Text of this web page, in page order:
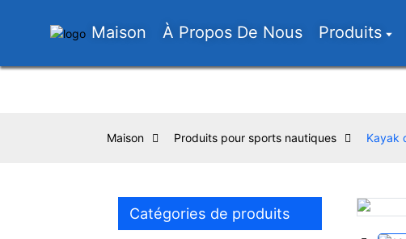
Maison À Propos De Nous Produits
Maison Produits pour sports nautiques Kayak
Catégories de produits
Loading...
Loading...